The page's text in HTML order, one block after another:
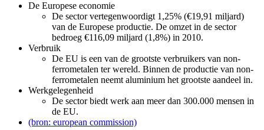
De Europese economie
De sector vertegenwoordigt 1,25% (€19,91 miljard)
van de Europese productie. De omzet in de sector
bedroeg €116,09 miljard (1,8%) in 2010.
Verbruik
De EU is een van de grootste verbruikers van non-
ferrometalen ter wereld. Binnen de productie van non-
ferrometalen neemt aluminium het grootste aandeel in.
Werkgelegenheid
De sector biedt werk aan meer dan 300.000 mensen in
de EU.
(bron: european commission)